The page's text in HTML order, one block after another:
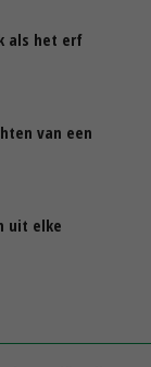
als het erf
van een
uit elke